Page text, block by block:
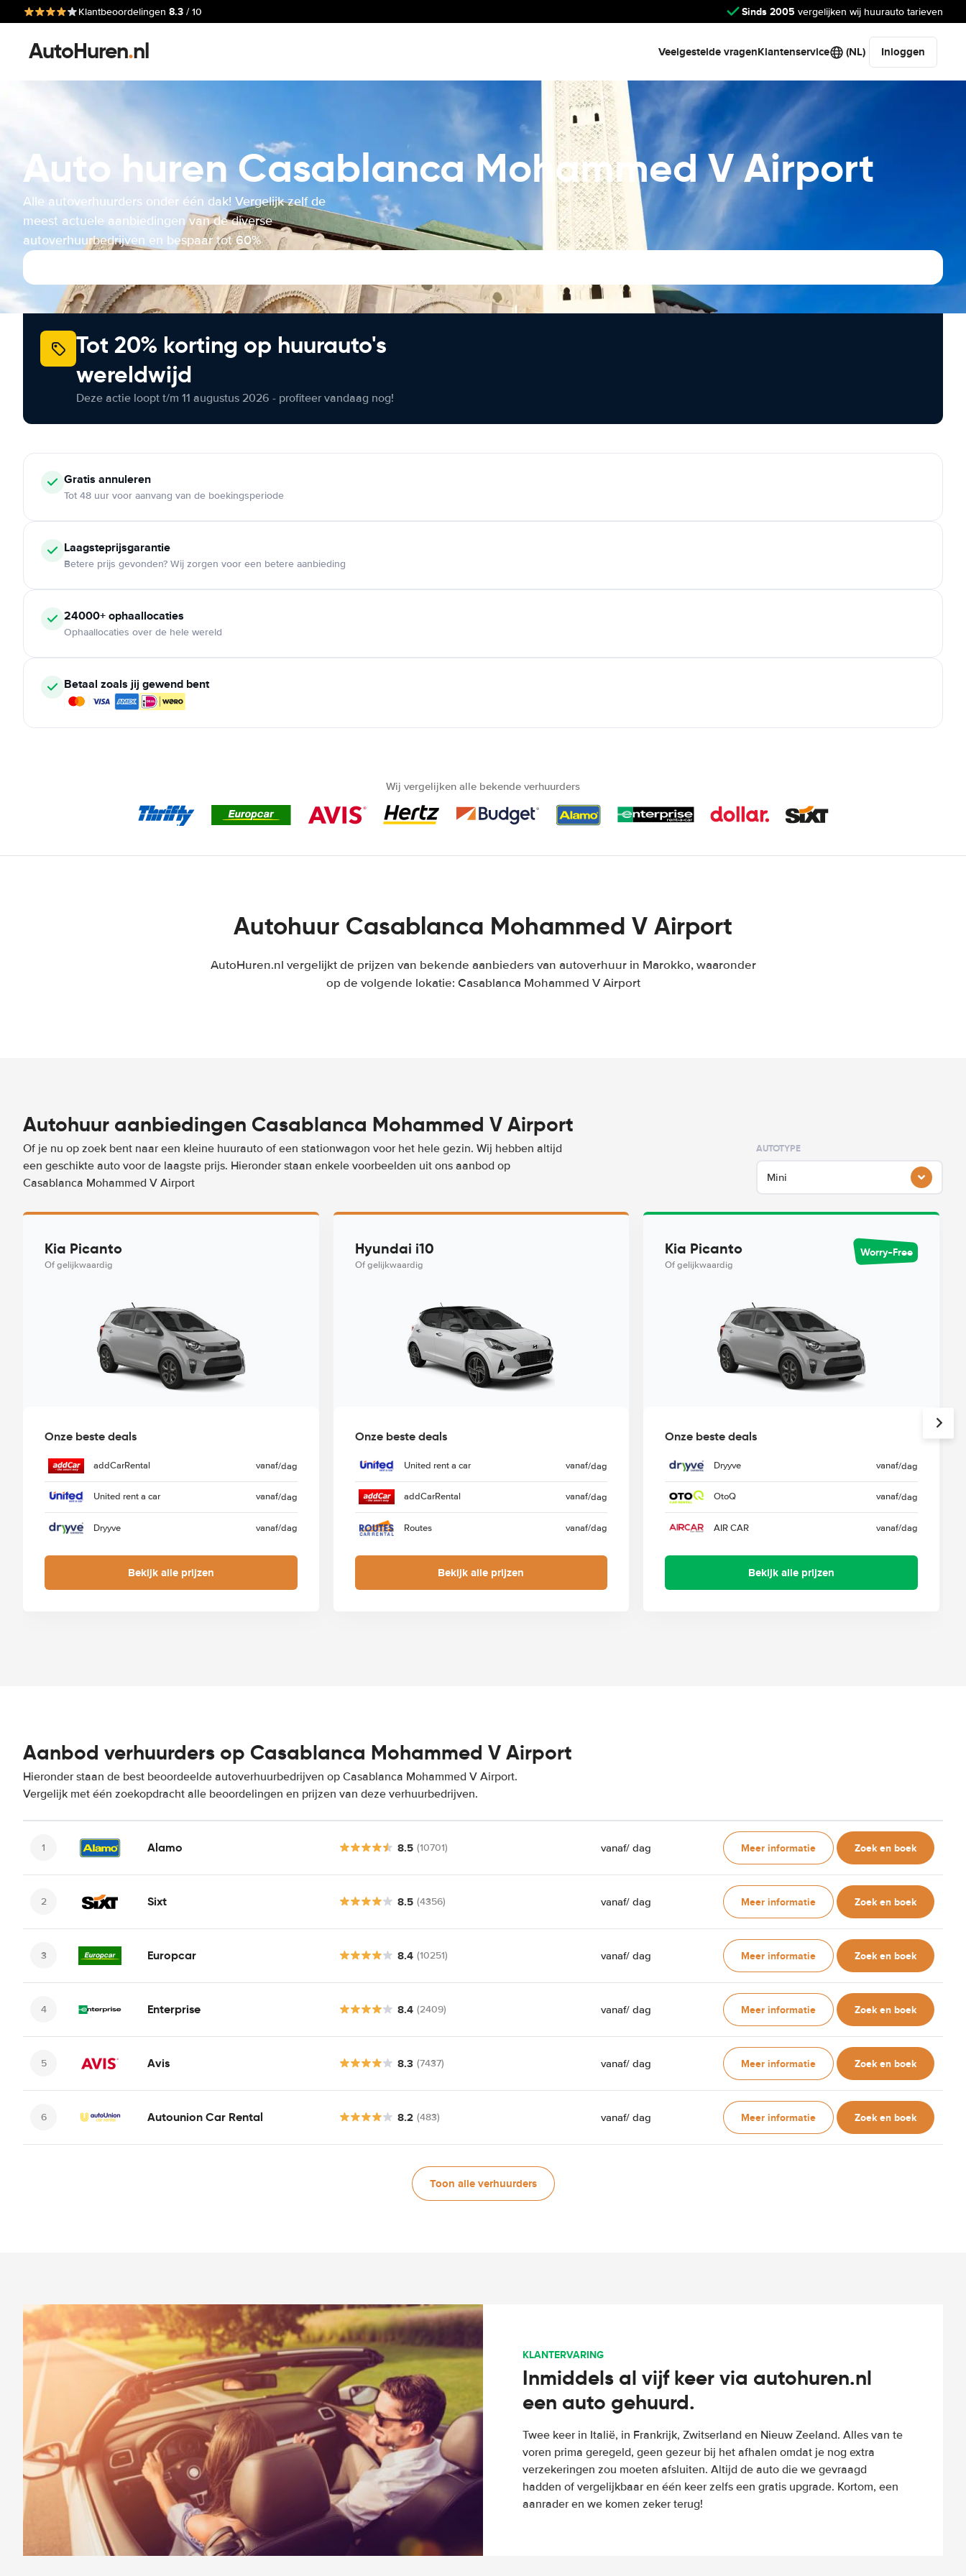
Klantbeoordelingen 8.3 / 10 Sinds 2005 vergelijken wij huurauto tarieven
AutoHuren.nl Veelgestelde vragenKlantenservice (NL) Inloggen
Auto huren Casablanca Mohammed V Airport
Alle autoverhuurders onder één dak! Vergelijk zelf de
meest actuele aanbiedingen van de diverse
autoverhuurbedrijven en bespaar tot 60%
Tot 20% korting op huurauto's
wereldwijd
Deze actie loopt t/m 11 augustus 2026 - profiteer vandaag nog!
Gratis annuleren
Tot 48 uur voor aanvang van de boekingsperiode
Laagsteprijsgarantie
Betere prijs gevonden? Wij zorgen voor een betere aanbieding
24000+ ophaallocaties
Ophaallocaties over de hele wereld
Betaal zoals jij gewend bent
Wij vergelijken alle bekende verhuurders
Autohuur Casablanca Mohammed V Airport
AutoHuren.nl vergelijkt de prijzen van bekende aanbieders van autoverhuur in Marokko, waaronder
op de volgende lokatie: Casablanca Mohammed V Airport
Autohuur aanbiedingen Casablanca Mohammed V Airport
Of je nu op zoek bent naar een kleine huurauto of een stationwagon voor het hele gezin. Wij hebben altijd
een geschikte auto voor de laagste prijs. Hieronder staan enkele voorbeelden uit ons aanbod op
Casablanca Mohammed V Airport
AUTOTYPE
Mini
Kia Picanto
Of gelijkwaardig
Onze beste deals
addCarRental vanaf/dag
United rent a car vanaf/dag
Dryyve vanaf/dag
Bekijk alle prijzen
Hyundai i10
Of gelijkwaardig
Onze beste deals
United rent a car vanaf/dag
addCarRental vanaf/dag
Routes vanaf/dag
Bekijk alle prijzen
Kia Picanto
Of gelijkwaardig
Worry-Free
Onze beste deals
Dryyve vanaf/dag
OtoQ vanaf/dag
AIR CAR vanaf/dag
Bekijk alle prijzen
Aanbod verhuurders op Casablanca Mohammed V Airport
Hieronder staan de best beoordeelde autoverhuurbedrijven op Casablanca Mohammed V Airport.
Vergelijk met één zoekopdracht alle beoordelingen en prijzen van deze verhuurbedrijven.
Alamo 8.5 (10701) vanaf/ dag Meer informatie Zoek en boek
Sixt 8.5 (4356) vanaf/ dag Meer informatie Zoek en boek
Europcar 8.4 (10251) vanaf/ dag Meer informatie Zoek en boek
Enterprise 8.4 (2409) vanaf/ dag Meer informatie Zoek en boek
Avis 8.3 (7437) vanaf/ dag Meer informatie Zoek en boek
Autounion Car Rental 8.2 (483) vanaf/ dag Meer informatie Zoek en boek
Toon alle verhuurders
KLANTERVARING
Inmiddels al vijf keer via autohuren.nl
een auto gehuurd.
Twee keer in Italië, in Frankrijk, Zwitserland en Nieuw Zeeland. Alles van te
voren prima geregeld, geen gezeur bij het afhalen omdat je nog extra
verzekeringen zou moeten afsluiten. Altijd de auto die we gevraagd
hadden of vergelijkbaar en één keer zelfs een gratis upgrade. Kortom, een
aanrader en we komen zeker terug!